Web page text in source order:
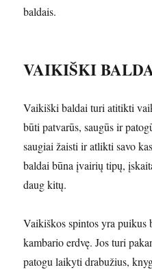
baldais.
VAIKIŠKI
Vaikiški baldai turi atitikti
būti patvarūs, saugūs ir
saugiai žaisti ir atlikti savo
baldai būna įvairių tipų,
daug kitų.
Vaikiškos spintos yra
kambario erdvę. Jos turi
patogu laikyti drabužius,